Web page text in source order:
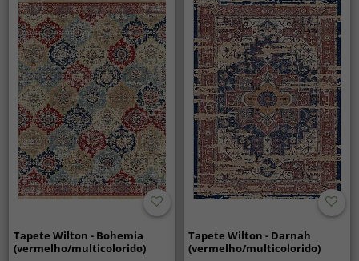
Tapete Wilton - Bohemia
(vermelho/multicolorido)
Tapete Wilton - Darnah
(vermelho/multicolorido)